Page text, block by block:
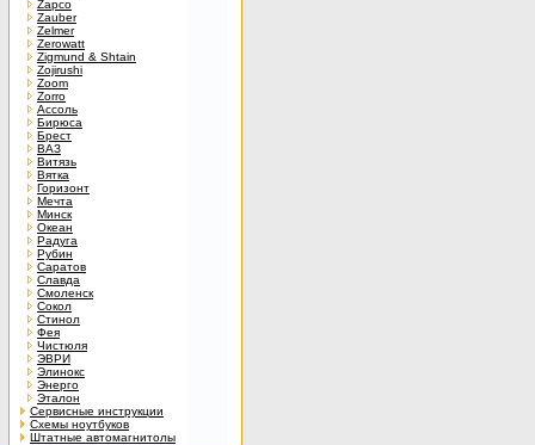
Zapco
Zauber
Zelmer
Zerowatt
Zigmund & Shtain
Zojirushi
Zoom
Zorro
Ассоль
Бирюса
Брест
ВАЗ
Витязь
Вятка
Горизонт
Мечта
Минск
Океан
Радуга
Рубин
Саратов
Славда
Смоленск
Сокол
Стинол
Фея
Чистюля
ЭВРИ
Элинокс
Энерго
Эталон
Сервисные инструкции
Схемы ноутбуков
Штатные автомагнитолы